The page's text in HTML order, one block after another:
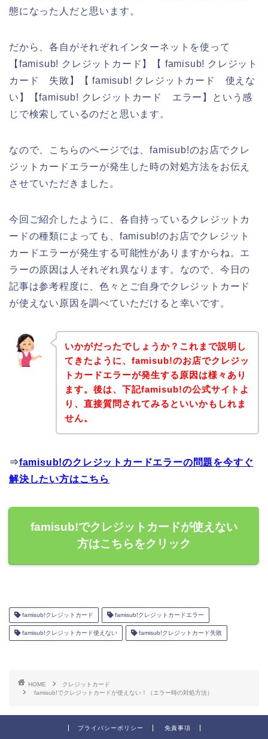
態になった人だと思います。
だから、各自がそれぞれインターネットを使って
【famisub! クレジットカード】【 famisub! クレジット
カード 失敗】【 famisub! クレジットカード 使えな
い】【famisub! クレジットカード エラー】という感
じで検索しているのだと思います。
なので、こちらのページでは、famisub!のお店でクレ
ジットカードエラーが発生した時の対処方法をお伝え
させていただきました。
今回ご紹介したように、各自持っているクレジットカ
ードの種類によっても、famisub!のお店でクレジット
カードエラーが発生する可能性がありますからね。エ
ラーの原因は人それぞれ異なります。なので、今日の
記事は参考程度に、色々とご自身でクレジットカード
が使えない原因を調べていただけると幸いです。
いかがだったでしょうか？これまで説明し
てきたように、famisub!のお店でクレジッ
トカードエラーが発生する原因は様々あり
ます。後は、下記famisub!の公式サイトよ
り、直接質問されてみるといいかもしれま
せん。
⇒famisub!のクレジットカードエラーの問題を今すぐ
解決したい方はこちら
famisub!でクレジットカードが使えない
方はこちらをクリック
famisub!クレジットカード famisub!クレジットカードエラー
famisub!クレジットカード使えない famisub!クレジットカード失敗
HOME
クレジットカード
famisub!でクレジットカードが使えない！（エラー時の対処方法）
プライバシーポリシー 免責事項